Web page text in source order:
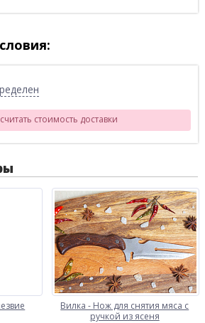
стоимость доставки
Вилка - Нож для снятия мяса с
ручкой из ясеня